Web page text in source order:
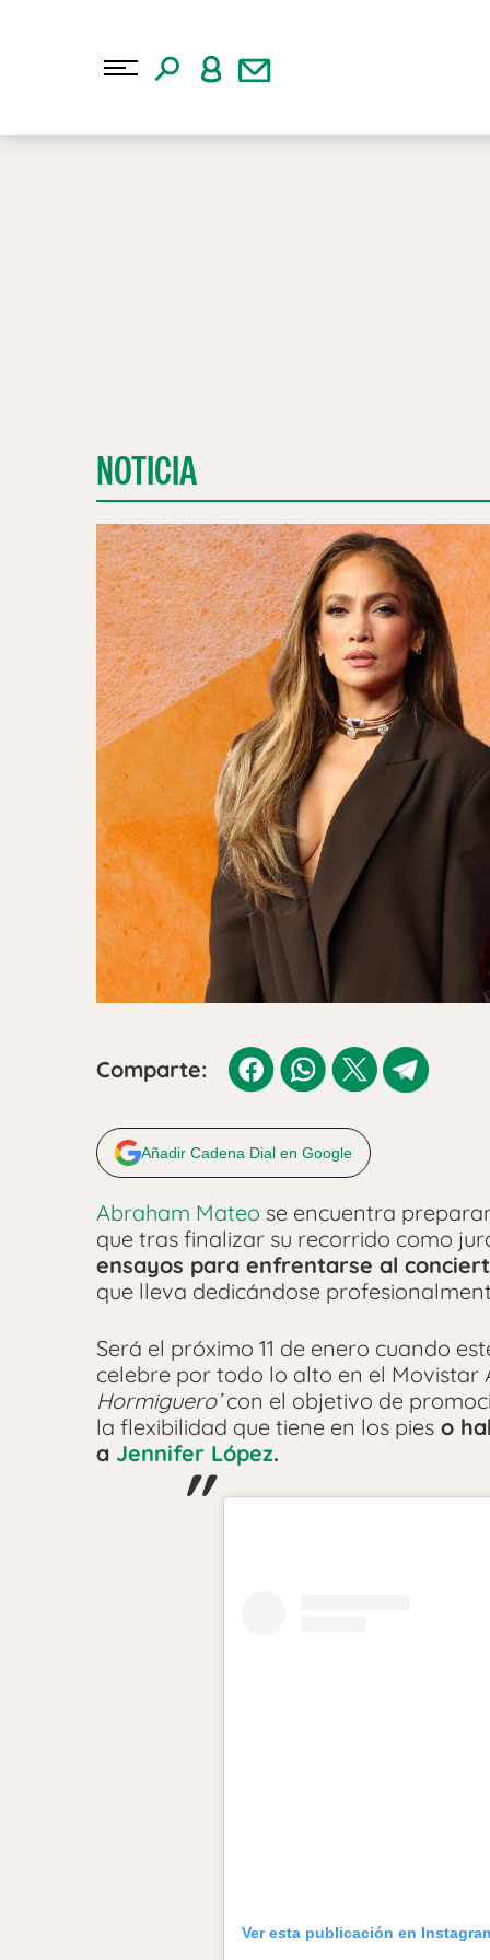
NOTICIA
Comparte:
Añadir Cadena Dial en Google
Abraham Mateo se encuentra
que tras finalizar su recorrido como
ensayos para enfrentarse al
que lleva dedicándose
Será el próximo 11 de enero cuando
celebre por todo lo alto en el Movistar
Hormiguero’con el objetivo de
la flexibilidad que tiene en los pies o
a Jennifer López.
Ver esta publicación en